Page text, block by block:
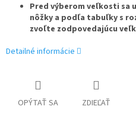
Pred výberom veľkosti sa
nôžky a podľa tabuľky s
zvoľte zodpovedajúcu
Detailné informácie
OPÝTAŤ SA ZDIEĽAŤ